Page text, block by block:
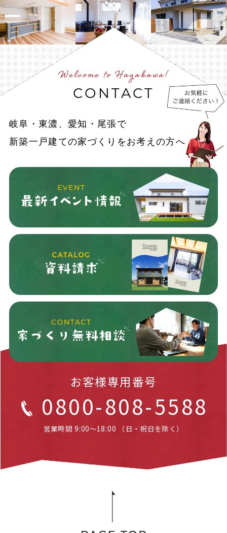
Welcome to Hayakawa!
CONTACT
岐阜・東濃、愛知・尾張で
新築一戸建ての家づくりをお考えの方へ
お客様専用番号
0800-808-5588
営業時間 9:00～18:00 （日・祝日を除く）